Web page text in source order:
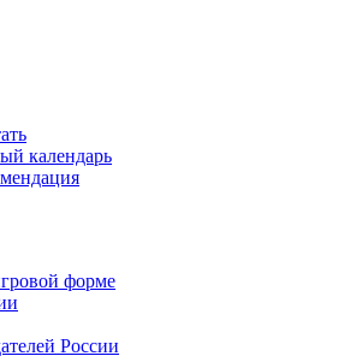
календарь
форме
России